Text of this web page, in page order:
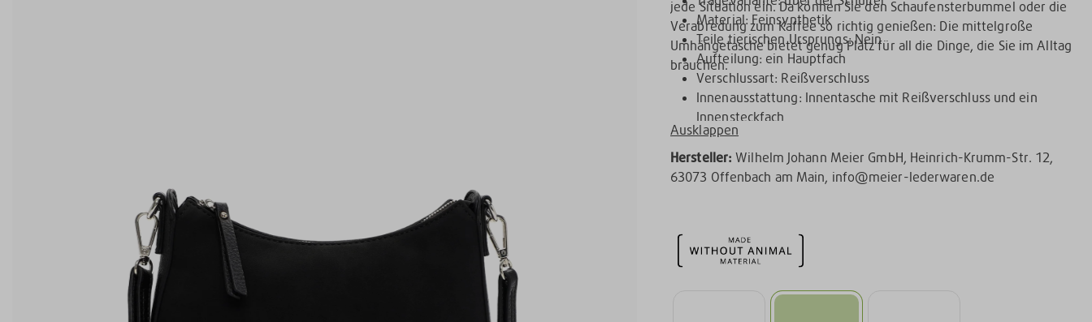
jede Situation ein. Da können Sie den Schaufensterbummel oder die
Verabredung zum Kaffee so richtig genießen: Die mittelgroße
Umhängetasche bietet genug Platz für all die Dinge, die Sie im Alltag
brauchen.
Material: Feinsynthetik
Teile tierischen Ursprungs: Nein
Aufteilung: ein Hauptfach
Verschlussart: Reißverschluss
Innenausstattung: Innentasche mit Reißverschluss und ein
Innensteckfach
Ausklappen
Hersteller:Wilhelm Johann Meier GmbH, Heinrich-Krumm-Str. 12,
63073 Offenbach am Main, info@meier-lederwaren.de